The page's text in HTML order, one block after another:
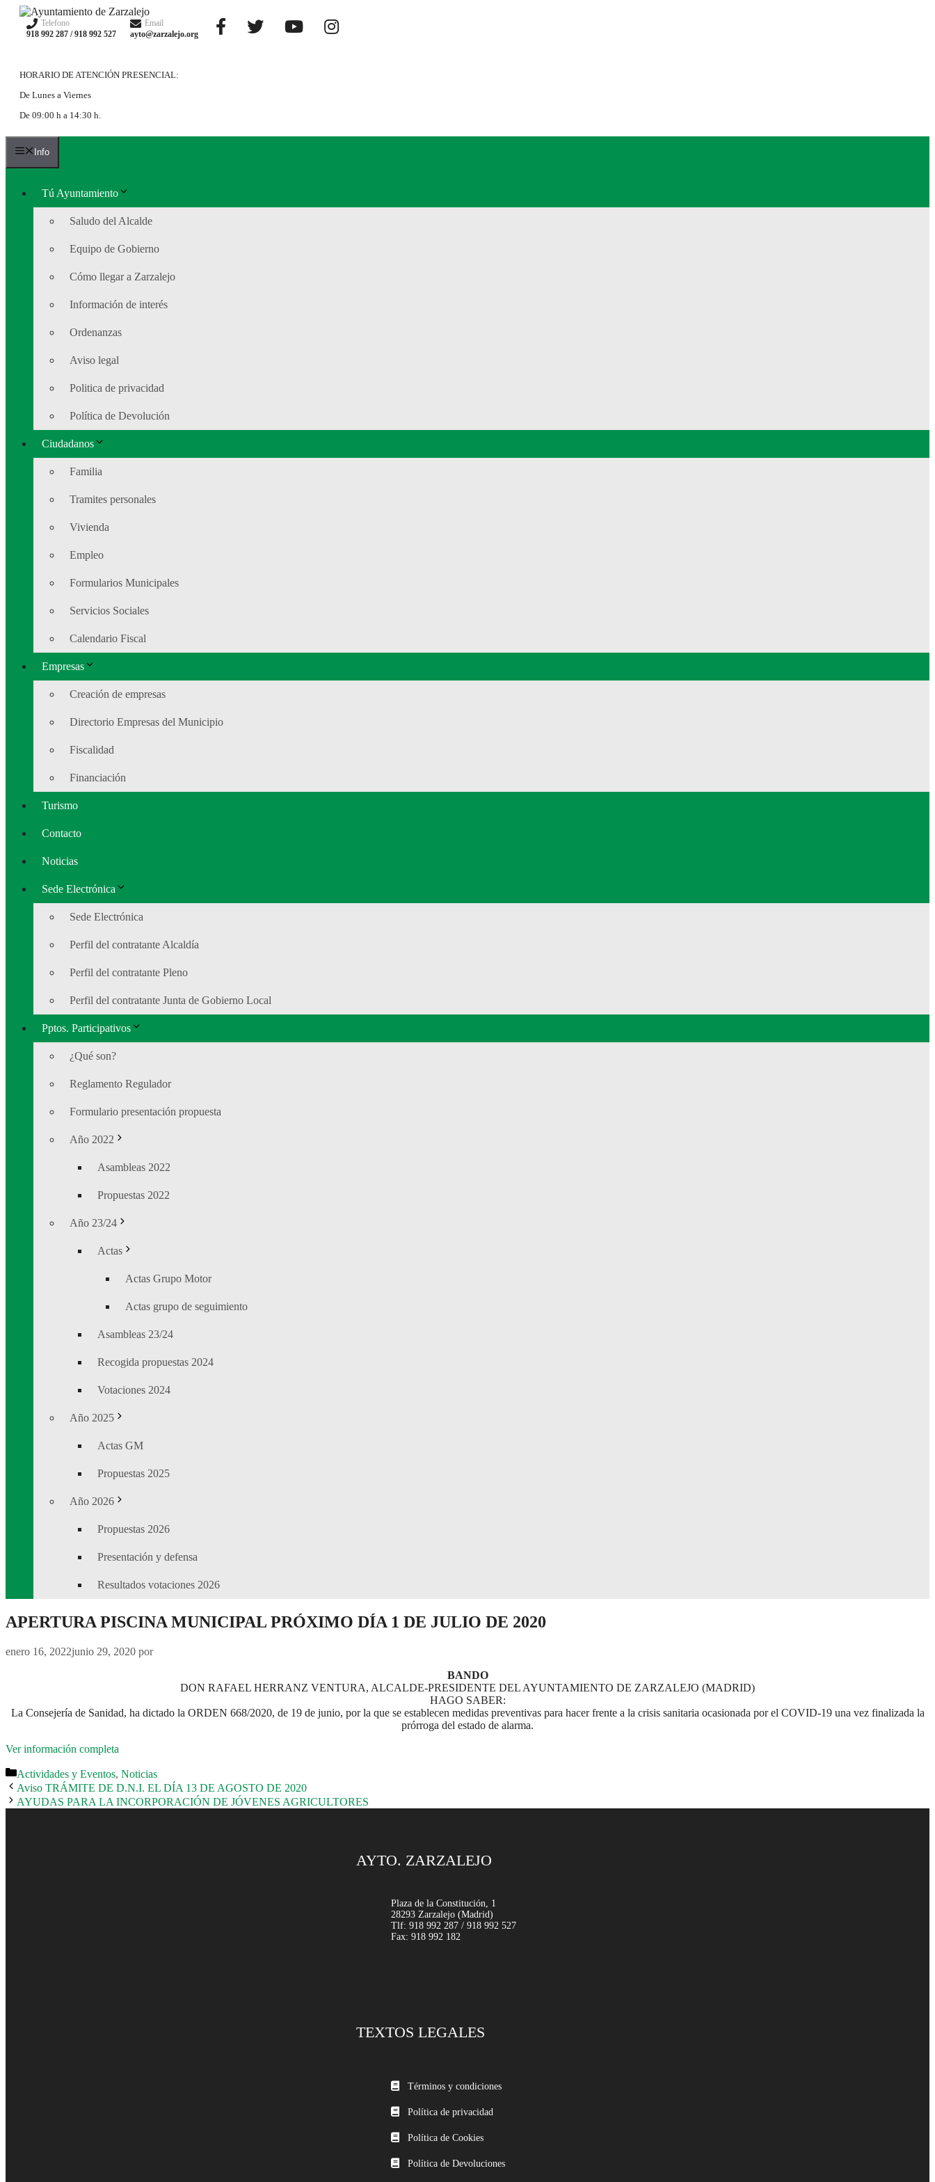
Saltar
contenido
Telefono
918 992 287 / 918 992 527
Email
ayto@zarzalejo.org
HORARIO DE ATENCIÓN PRESENCIAL:
De Lunes a Viernes
De 09:00 h a 14:30 h.
Info
Tú Ayuntamiento
Saludo del Alcalde
Equipo de Gobierno
Cómo llegar a Zarzalejo
Información de interés
Ordenanzas
Aviso legal
Politica de privacidad
Política de Devolución
Ciudadanos
Familia
Tramites personales
Vivienda
Empleo
Formularios Municipales
Servicios Sociales
Calendario Fiscal
Empresas
Creación de empresas
Directorio Empresas del Municipio
Fiscalidad
Financiación
Turismo
Contacto
Noticias
Sede Electrónica
Sede Electrónica
Perfil del contratante Alcaldía
Perfil del contratante Pleno
Perfil del contratante Junta de Gobierno Local
Pptos. Participativos
¿Qué son?
Reglamento Regulador
Formulario presentación propuesta
Año 2022
Asambleas 2022
Propuestas 2022
Año 23/24
Actas
Actas Grupo Motor
Actas grupo de seguimiento
Asambleas 23/24
Recogida propuestas 2024
Votaciones 2024
Año 2025
Actas GM
Propuestas 2025
Año 2026
Propuestas 2026
Presentación y defensa
Resultados votaciones 2026
APERTURA PISCINA MUNICIPAL PRÓXIMO DÍA 1 DE JULIO DE 2020
enero 16, 2022junio 29, 2020 por
BANDO
DON RAFAEL HERRANZ VENTURA, ALCALDE-PRESIDENTE DEL AYUNTAMIENTO DE ZARZALEJO (MADRID)
HAGO SABER:
La Consejería de Sanidad, ha dictado la ORDEN 668/2020, de 19 de junio, por la que se establecen medidas preventivas para hacer frente a la crisis sanitaria ocasionada por el COVID-19 una vez finalizada la
prórroga del estado de alarma.
Ver información completa
Categorías
Actividades y Eventos, Noticias
Aviso TRÁMITE DE D.N.I. EL DÍA 13 DE AGOSTO DE 2020
AYUDAS PARA LA INCORPORACIÓN DE JÓVENES AGRICULTORES
AYTO. ZARZALEJO
Plaza de la Constitución, 1
28293 Zarzalejo (Madrid)
Tlf: 918 992 287 / 918 992 527
Fax: 918 992 182
TEXTOS LEGALES
Términos y condiciones
Política de privacidad
Política de Cookies
Política de Devoluciones